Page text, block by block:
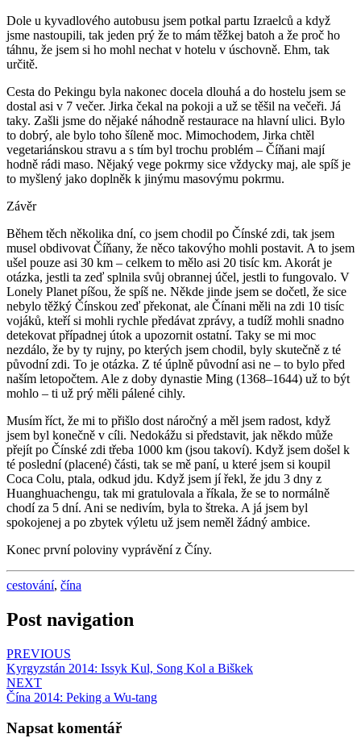
Dole u kyvadlového autobusu jsem potkal partu Izraelců a když
jsme nastoupili, tak jeden prý že to mám těžkej batoh a že proč ho
táhnu, že jsem si ho mohl nechat v hotelu v úschovně. Ehm, tak
určitě.
Cesta do Pekingu byla nakonec docela dlouhá a do hostelu jsem se
dostal asi v 7 večer. Jirka čekal na pokoji a už se těšil na večeři. Já
taky. Zašli jsme do nějaké náhodně restaurace na hlavní ulici. Bylo
to dobrý, ale bylo toho šíleně moc. Mimochodem, Jirka chtěl
vegetariánskou stravu a s tím byl trochu problém – Číňani mají
hodně rádi maso. Nějaký vege pokrmy sice vždycky maj, ale spíš je
to myšlený jako doplněk k jinýmu masovýmu pokrmu.
Závěr
Během těch několika dní, co jsem chodil po Čínské zdi, tak jsem
musel obdivovat Číňany, že něco takovýho mohli postavit. A to jsem
ušel pouze asi 30 km – celkem to mělo asi 20 tisíc km. Akorát je
otázka, jestli ta zeď splnila svůj obrannej účel, jestli to fungovalo. V
Lonely Planet píšou, že spíš ne. Někde jinde jsem se dočetl, že sice
nebylo těžký Čínskou zeď překonat, ale Čínani měli na zdi 10 tisíc
vojáků, kteří si mohli rychle předávat zprávy, a tudíž mohli snadno
detekovat případnej útok a upozornit ostatní. Taky se mi moc
nezdálo, že by ty rujny, po kterých jsem chodil, byly skutečně z té
původní zdi. To je otázka. Z té úplně původní asi ne – to bylo před
naším letopočtem. Ale z doby dynastie Ming (1368–1644) už to být
mohlo – ti už prý měli pálené cihly.
Musím říct, že mi to přišlo dost náročný a měl jsem radost, když
jsem byl konečně v cíli. Nedokážu si představit, jak někdo může
přejít po Čínské zdi třeba 1000 km (jsou takoví). Když jsem došel k
té poslední (placené) části, tak se mě paní, u které jsem si koupil
Coca Colu, ptala, odkud jdu. Když jsem jí řekl, že jdu 3 dny z
Huanghuachengu, tak mi gratulovala a říkala, že se to normálně
chodí za 5 dní. Ani se nedivím, byla to štreka. A já jsem byl
spokojenej a po zbytek výletu už jsem neměl žádný ambice.
Konec první poloviny vyprávění z Číny.
cestování, čína
Post navigation
PREVIOUS
Kyrgyzstán 2014: Issyk Kul, Song Kol a Biškek
NEXT
Čína 2014: Peking a Wu-tang
Napsat komentář